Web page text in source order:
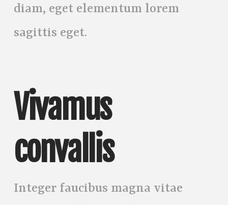
diam, eget elementum lorem
sagittis eget.
Vivamus
convallis
Integer faucibus magna vitae